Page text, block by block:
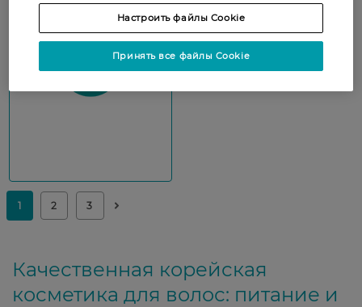
Показати ще
Качественная корейская
косметика для волос: питание и
Настроить файлы Cookie
Принять все файлы Cookie